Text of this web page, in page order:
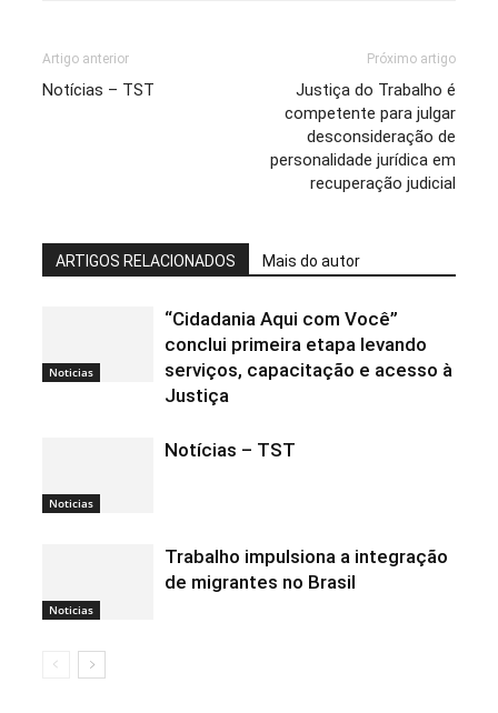
Artigo anterior
Notícias – TST
Próximo artigo
Justiça do Trabalho é
competente para julgar
desconsideração de
personalidade jurídica em
recuperação judicial
ARTIGOS RELACIONADOS Mais do autor
Noticias
“Cidadania Aqui com Você”
conclui primeira etapa levando
serviços, capacitação e acesso à
Justiça
Noticias
Notícias – TST
Noticias
Trabalho impulsiona a integração
de migrantes no Brasil